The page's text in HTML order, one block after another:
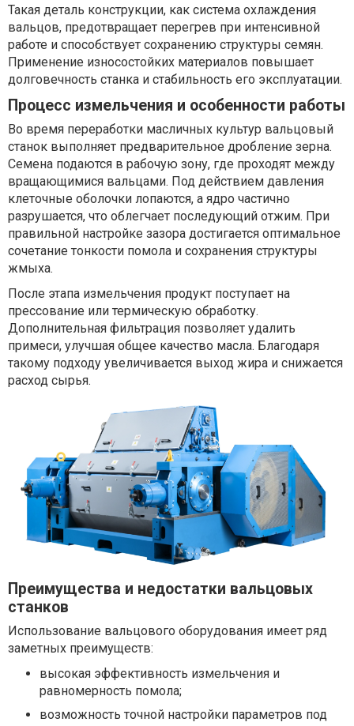
Такая деталь конструкции, как система охлаждения
вальцов, предотвращает перегрев при интенсивной
работе и способствует сохранению структуры семян.
Применение износостойких материалов повышает
долговечность станка и стабильность его эксплуатации.
Процесс измельчения и особенности работы
Во время переработки масличных культур вальцовый
станок выполняет предварительное дробление зерна.
Семена подаются в рабочую зону, где проходят между
вращающимися вальцами. Под действием давления
клеточные оболочки лопаются, а ядро частично
разрушается, что облегчает последующий отжим. При
правильной настройке зазора достигается оптимальное
сочетание тонкости помола и сохранения структуры
жмыха.
После этапа измельчения продукт поступает на
прессование или термическую обработку.
Дополнительная фильтрация позволяет удалить
примеси, улучшая общее качество масла. Благодаря
такому подходу увеличивается выход жира и снижается
расход сырья.
Преимущества и недостатки вальцовых
станков
Использование вальцового оборудования имеет ряд
заметных преимуществ:
высокая эффективность измельчения и
равномерность помола;
возможность точной настройки параметров под